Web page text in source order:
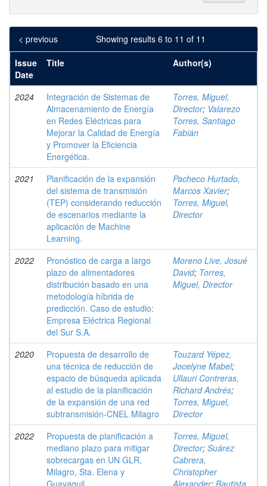
Showing results 6 to 11 of 11
< previous
Issue
Date
Title Author(s)
2024
Integración de Sistemas de
Almacenamiento de Energía
en Redes Eléctricas para
Mejorar la Calidad de Energía
y Promover la Eficiencia
Energética.
Torres, Miguel,
Director; Valarezo
Torres, Santiago
Fabián
2021
Planificación de la expansión
del sistema de transmisión
(TEP) considerando reducción
de escenarios mediante la
aplicación de Machine
Learning.
Pacheco Hurtado,
Marcos Xavier;
Torres, Miguel,
Director
2022
Pronóstico de carga a largo
plazo de alimentadores
distribución basado en una
metodología híbrida de
predicción. Caso de estudio:
Empresa Eléctrica Regional
del Sur S.A.
Moreno Live, Josué
David; Torres,
Miguel, Director
2020
Propuesta de desarrollo de
una técnica de reducción de
espacio de búsqueda aplicada
al estudio de la planificación
de la expansión de una red
subtransmisión-CNEL Milagro
Touzard Yépez,
Jocelyne Mabel;
Ullauri Contreras,
Richard Andrés;
Torres, Miguel,
Director
2022
Propuesta de planificación a
mediano plazo para mitigar
sobrecargas en UN GLR,
Milagro, Sta. Elena y
Guayaquil
Torres, Miguel,
Director; Suárez
Cabrera,
Christopher
Alexander; Bautista